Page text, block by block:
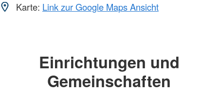
Karte: Link zur Google Maps Ansicht
Einrichtungen und
Gemeinschaften